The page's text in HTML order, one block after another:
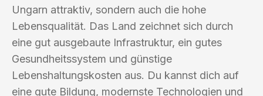
Ungarn attraktiv, sondern auch die hohe
Lebensqualität. Das Land zeichnet sich durch
eine gut ausgebaute Infrastruktur, ein gutes
Gesundheitssystem und günstige
Lebenshaltungskosten aus. Du kannst dich auf
eine gute Bildung, modernste Technologien und